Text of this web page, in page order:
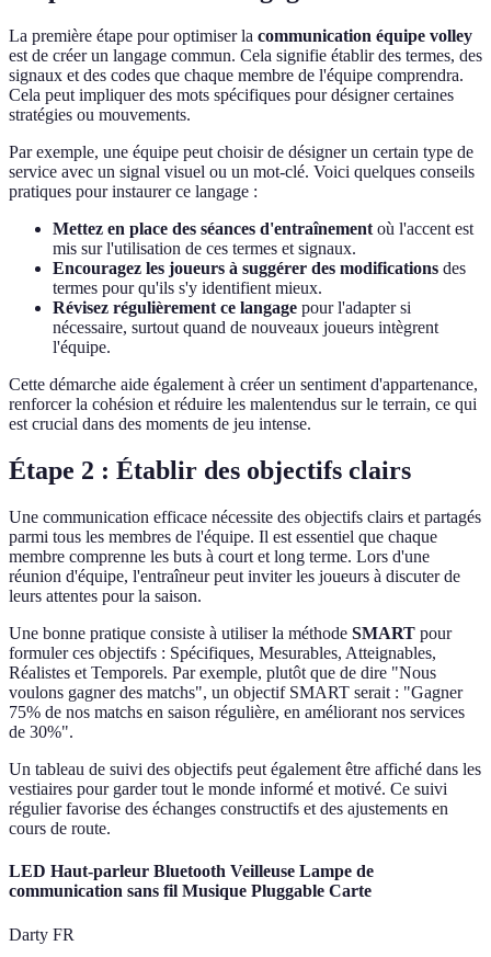
La première étape pour optimiser la communication équipe volley
est de créer un langage commun. Cela signifie établir des termes, des
signaux et des codes que chaque membre de l'équipe comprendra.
Cela peut impliquer des mots spécifiques pour désigner certaines
stratégies ou mouvements.
Par exemple, une équipe peut choisir de désigner un certain type de
service avec un signal visuel ou un mot-clé. Voici quelques conseils
pratiques pour instaurer ce langage :
Mettez en place des séances d'entraînement où l'accent est
mis sur l'utilisation de ces termes et signaux.
Encouragez les joueurs à suggérer des modifications des
termes pour qu'ils s'y identifient mieux.
Révisez régulièrement ce langage pour l'adapter si
nécessaire, surtout quand de nouveaux joueurs intègrent
l'équipe.
Cette démarche aide également à créer un sentiment d'appartenance,
renforcer la cohésion et réduire les malentendus sur le terrain, ce qui
est crucial dans des moments de jeu intense.
Étape 2 : Établir des objectifs clairs
Une communication efficace nécessite des objectifs clairs et partagés
parmi tous les membres de l'équipe. Il est essentiel que chaque
membre comprenne les buts à court et long terme. Lors d'une
réunion d'équipe, l'entraîneur peut inviter les joueurs à discuter de
leurs attentes pour la saison.
Une bonne pratique consiste à utiliser la méthode SMART pour
formuler ces objectifs : Spécifiques, Mesurables, Atteignables,
Réalistes et Temporels. Par exemple, plutôt que de dire "Nous
voulons gagner des matchs", un objectif SMART serait : "Gagner
75% de nos matchs en saison régulière, en améliorant nos services
de 30%".
Un tableau de suivi des objectifs peut également être affiché dans les
vestiaires pour garder tout le monde informé et motivé. Ce suivi
régulier favorise des échanges constructifs et des ajustements en
cours de route.
LED Haut-parleur Bluetooth Veilleuse Lampe de
communication sans fil Musique Pluggable Carte
Darty FR